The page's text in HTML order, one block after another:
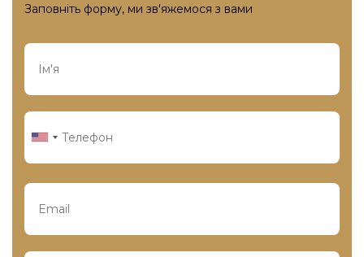
Заповніть форму, ми зв'яжемося з вами